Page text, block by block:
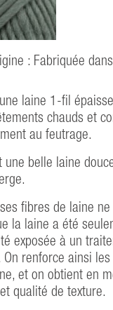
: Fabriquée
laine 1-fil
chauds et
au feutrage.
une belle laine
ses fibres de laine
la laine a été
exposée à un
renforce ainsi
et on obtient en
qualité de texture.